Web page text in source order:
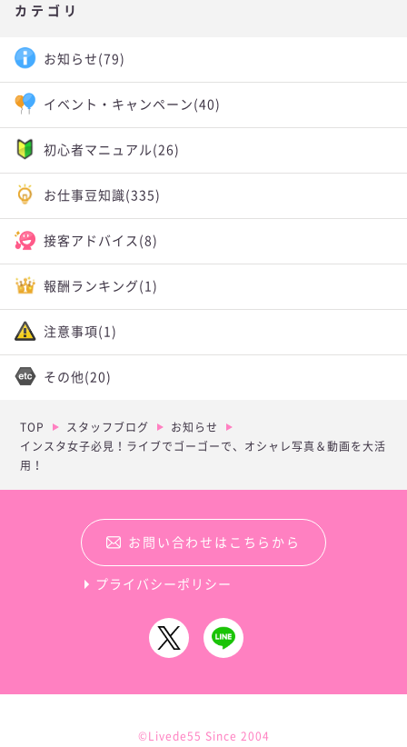
カテゴリ
お知らせ (79)
イベント・キャンペーン (40)
初心者マニュアル(26)
お仕事豆知識(335)
接客アドバイス (8)
報酬ランキング (1)
注意事項 (1)
その他 (20)
TOP スタッフブログ
お知らせ
インスタ女子必見！ライブでゴーゴーで、オシャレ写真＆動画を大活
用！
お問い合わせはこちらから
プライバシーポリシー
©Livede55 Since 2004